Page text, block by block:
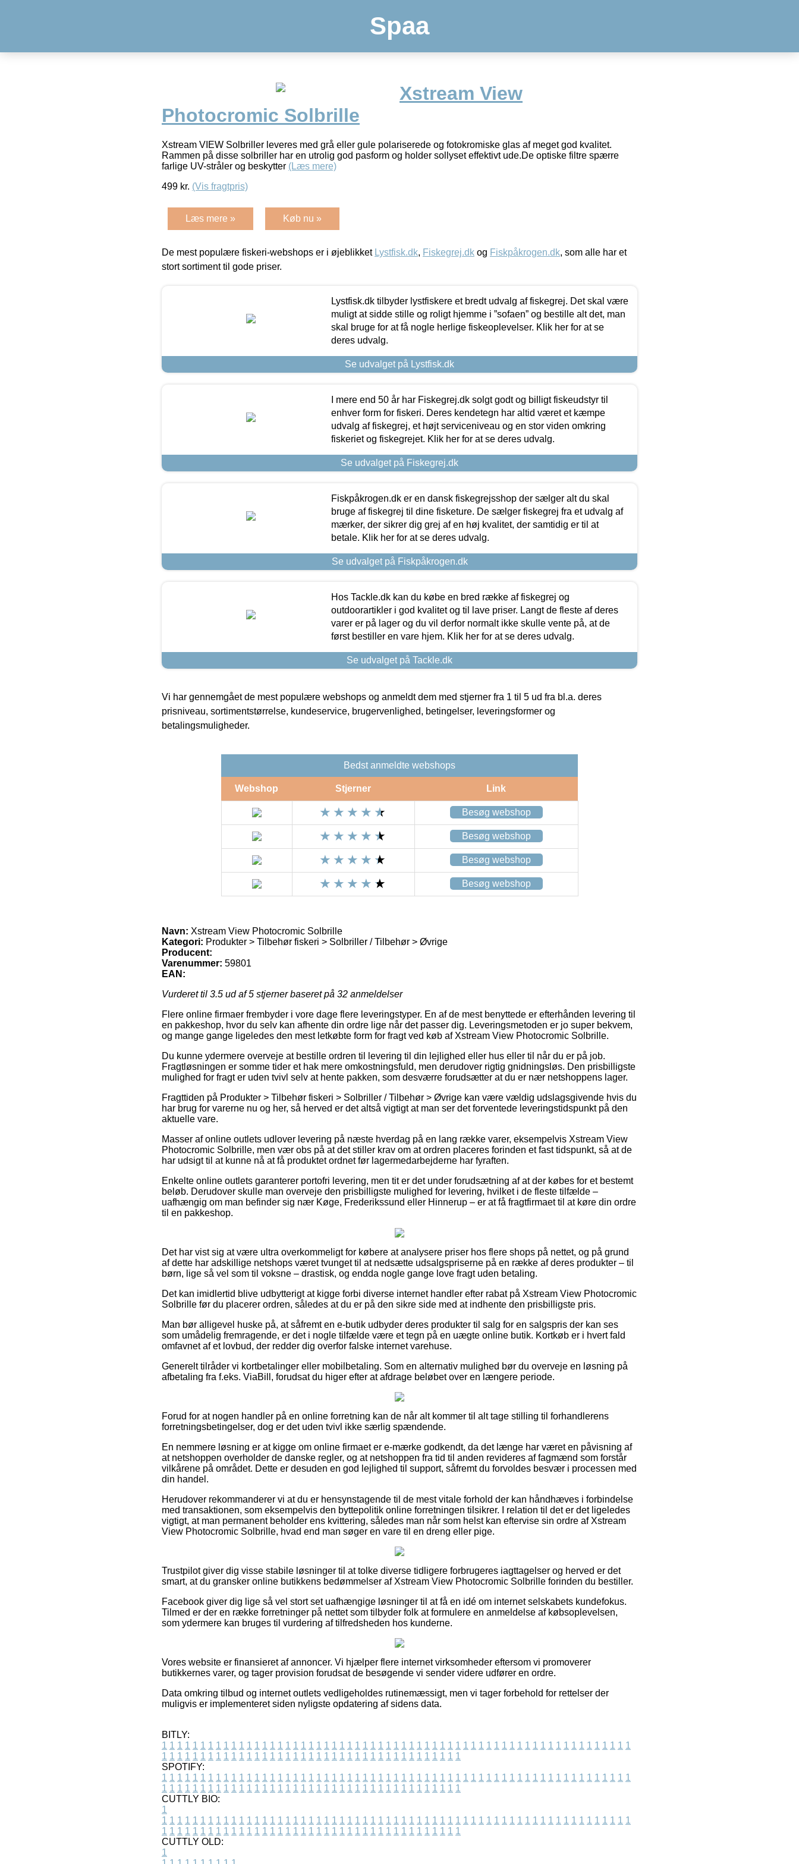
Spaa
Xstream View
Photocromic Solbrille
Xstream VIEW Solbriller leveres med grå eller gule polariserede og fotokromiske glas af meget god kvalitet.
Rammen på disse solbriller har en utrolig god pasform og holder sollyset effektivt ude.De optiske filtre spærre
farlige UV-stråler og beskytter (Læs mere)
499 kr. (Vis fragtpris)
Læs mere » Køb nu »
De mest populære fiskeri-webshops er i øjeblikket Lystfisk.dk, Fiskegrej.dk og Fiskpåkrogen.dk, som alle har et
stort sortiment til gode priser.
Lystfisk.dk tilbyder lystfiskere et bredt udvalg af fiskegrej. Det skal være
muligt at sidde stille og roligt hjemme i ”sofaen” og bestille alt det, man
skal bruge for at få nogle herlige fiskeoplevelser. Klik her for at se
deres udvalg.
Se udvalget på Lystfisk.dk
I mere end 50 år har Fiskegrej.dk solgt godt og billigt fiskeudstyr til
enhver form for fiskeri. Deres kendetegn har altid været et kæmpe
udvalg af fiskegrej, et højt serviceniveau og en stor viden omkring
fiskeriet og fiskegrejet. Klik her for at se deres udvalg.
Se udvalget på Fiskegrej.dk
Fiskpåkrogen.dk er en dansk fiskegrejsshop der sælger alt du skal
bruge af fiskegrej til dine fisketure. De sælger fiskegrej fra et udvalg af
mærker, der sikrer dig grej af en høj kvalitet, der samtidig er til at
betale. Klik her for at se deres udvalg.
Se udvalget på Fiskpåkrogen.dk
Hos Tackle.dk kan du købe en bred række af fiskegrej og
outdoorartikler i god kvalitet og til lave priser. Langt de fleste af deres
varer er på lager og du vil derfor normalt ikke skulle vente på, at de
først bestiller en vare hjem. Klik her for at se deres udvalg.
Se udvalget på Tackle.dk
Vi har gennemgået de mest populære webshops og anmeldt dem med stjerner fra 1 til 5 ud fra bl.a. deres
prisniveau, sortimentstørrelse, kundeservice, brugervenlighed, betingelser, leveringsformer og
betalingsmuligheder.
Bedst anmeldte webshops
Webshop Stjerner Link
Besøg webshop
Besøg webshop
Besøg webshop
Besøg webshop
Navn: Xstream View Photocromic Solbrille
Kategori: Produkter > Tilbehør fiskeri > Solbriller / Tilbehør > Øvrige
Producent:
Varenummer: 59801
EAN:
Vurderet til 3.5 ud af 5 stjerner baseret på 32 anmeldelser
Flere online firmaer frembyder i vore dage flere leveringstyper. En af de mest benyttede er efterhånden levering til
en pakkeshop, hvor du selv kan afhente din ordre lige når det passer dig. Leveringsmetoden er jo super bekvem,
og mange gange ligeledes den mest letkøbte form for fragt ved køb af Xstream View Photocromic Solbrille.
Du kunne ydermere overveje at bestille ordren til levering til din lejlighed eller hus eller til når du er på job.
Fragtløsningen er somme tider et hak mere omkostningsfuld, men derudover rigtig gnidningsløs. Den prisbilligste
mulighed for fragt er uden tvivl selv at hente pakken, som desværre forudsætter at du er nær netshoppens lager.
Fragttiden på Produkter > Tilbehør fiskeri > Solbriller / Tilbehør > Øvrige kan være vældig udslagsgivende hvis du
har brug for varerne nu og her, så herved er det altså vigtigt at man ser det forventede leveringstidspunkt på den
aktuelle vare.
Masser af online outlets udlover levering på næste hverdag på en lang række varer, eksempelvis Xstream View
Photocromic Solbrille, men vær obs på at det stiller krav om at ordren placeres forinden et fast tidspunkt, så at de
har udsigt til at kunne nå at få produktet ordnet før lagermedarbejderne har fyraften.
Enkelte online outlets garanterer portofri levering, men tit er det under forudsætning af at der købes for et bestemt
beløb. Derudover skulle man overveje den prisbilligste mulighed for levering, hvilket i de fleste tilfælde –
uafhængig om man befinder sig nær Køge, Frederikssund eller Hinnerup – er at få fragtfirmaet til at køre din ordre
til en pakkeshop.
Det har vist sig at være ultra overkommeligt for købere at analysere priser hos flere shops på nettet, og på grund
af dette har adskillige netshops været tvunget til at nedsætte udsalgspriserne på en række af deres produkter – til
børn, lige så vel som til voksne – drastisk, og endda nogle gange love fragt uden betaling.
Det kan imidlertid blive udbytterigt at kigge forbi diverse internet handler efter rabat på Xstream View Photocromic
Solbrille før du placerer ordren, således at du er på den sikre side med at indhente den prisbilligste pris.
Man bør alligevel huske på, at såfremt en e-butik udbyder deres produkter til salg for en salgspris der kan ses
som umådelig fremragende, er det i nogle tilfælde være et tegn på en uægte online butik. Kortkøb er i hvert fald
omfavnet af et lovbud, der redder dig overfor falske internet varehuse.
Generelt tilråder vi kortbetalinger eller mobilbetaling. Som en alternativ mulighed bør du overveje en løsning på
afbetaling fra f.eks. ViaBill, forudsat du higer efter at afdrage beløbet over en længere periode.
Forud for at nogen handler på en online forretning kan de når alt kommer til alt tage stilling til forhandlerens
forretningsbetingelser, dog er det uden tvivl ikke særlig spændende.
En nemmere løsning er at kigge om online firmaet er e-mærke godkendt, da det længe har været en påvisning af
at netshoppen overholder de danske regler, og at netshoppen fra tid til anden revideres af fagmænd som forstår
vilkårene på området. Dette er desuden en god lejlighed til support, såfremt du forvoldes besvær i processen med
din handel.
Herudover rekommanderer vi at du er hensynstagende til de mest vitale forhold der kan håndhæves i forbindelse
med transaktionen, som eksempelvis den byttepolitik online forretningen tilsikrer. I relation til det er det ligeledes
vigtigt, at man permanent beholder ens kvittering, således man når som helst kan eftervise sin ordre af Xstream
View Photocromic Solbrille, hvad end man søger en vare til en dreng eller pige.
Trustpilot giver dig visse stabile løsninger til at tolke diverse tidligere forbrugeres iagttagelser og herved er det
smart, at du gransker online butikkens bedømmelser af Xstream View Photocromic Solbrille forinden du bestiller.
Facebook giver dig lige så vel stort set uafhængige løsninger til at få en idé om internet selskabets kundefokus.
Tilmed er der en række forretninger på nettet som tilbyder folk at formulere en anmeldelse af købsoplevelsen,
som ydermere kan bruges til vurdering af tilfredsheden hos kunderne.
Vores website er finansieret af annoncer. Vi hjælper flere internet virksomheder eftersom vi promoverer
butikkernes varer, og tager provision forudsat de besøgende vi sender videre udfører en ordre.
Data omkring tilbud og internet outlets vedligeholdes rutinemæssigt, men vi tager forbehold for rettelser der
muligvis er implementeret siden nyligste opdatering af sidens data.
BITLY:
1 1 1 1 1 1 1 1 1 1 1 1 1 1 1 1 1 1 1 1 1 1 1 1 1 1 1 1 1 1 1 1 1 1 1 1 1 1 1 1 1 1 1 1 1 1 1 1 1 1 1 1 1 1 1 1 1 1 1 1 1
1 1 1 1 1 1 1 1 1 1 1 1 1 1 1 1 1 1 1 1 1 1 1 1 1 1 1 1 1 1 1 1 1 1 1 1 1 1 1
SPOTIFY:
1 1 1 1 1 1 1 1 1 1 1 1 1 1 1 1 1 1 1 1 1 1 1 1 1 1 1 1 1 1 1 1 1 1 1 1 1 1 1 1 1 1 1 1 1 1 1 1 1 1 1 1 1 1 1 1 1 1 1 1 1
1 1 1 1 1 1 1 1 1 1 1 1 1 1 1 1 1 1 1 1 1 1 1 1 1 1 1 1 1 1 1 1 1 1 1 1 1 1 1
CUTTLY BIO:
1
1 1 1 1 1 1 1 1 1 1 1 1 1 1 1 1 1 1 1 1 1 1 1 1 1 1 1 1 1 1 1 1 1 1 1 1 1 1 1 1 1 1 1 1 1 1 1 1 1 1 1 1 1 1 1 1 1 1 1 1 1
1 1 1 1 1 1 1 1 1 1 1 1 1 1 1 1 1 1 1 1 1 1 1 1 1 1 1 1 1 1 1 1 1 1 1 1 1 1 1
CUTTLY OLD:
1